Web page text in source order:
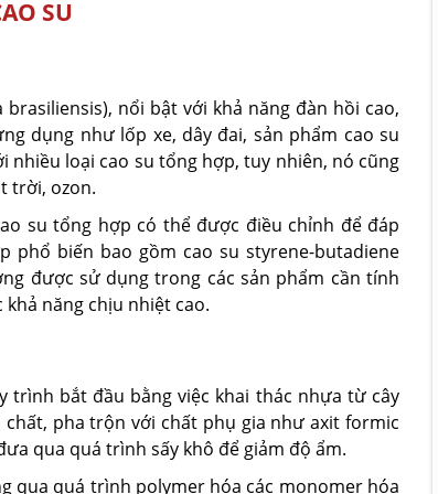
SU
nổi bật với khả năng đàn hồi cao,
dụng như lốp xe, dây đai, sản phẩm cao su
nhiều loại cao su tổng hợp, tuy nhiên, nó cũng
trời, ozon.
su tổng hợp có thể được điều chỉnh để đáp
phổ biến bao gồm cao su styrene-butadiene
được sử dụng trong các sản phẩm cần tính
năng chịu nhiệt cao.
trình bắt đầu bằng việc khai thác nhựa từ cây
pha trộn với chất phụ gia như axit formic
qua quá trình sấy khô để giảm độ ẩm.
qua quá trình polymer hóa các monomer hóa